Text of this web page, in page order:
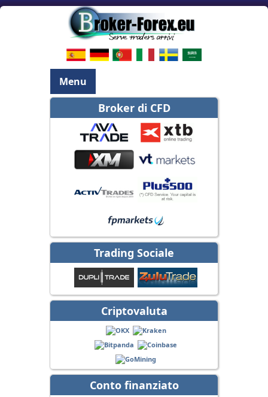
Menu
Broker di CFD
Trading Sociale
Criptovaluta
Conto finanziato